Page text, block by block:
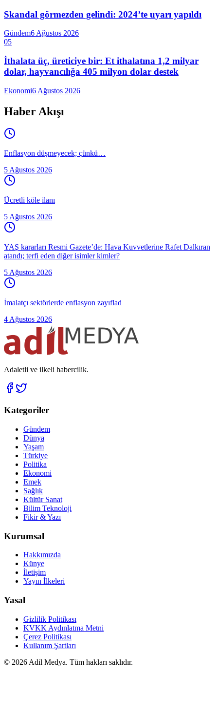
Skandal görmezden gelindi: 2024’te uyarı yapıldı
Gündem6 Ağustos 2026
05
İthalata üç, üreticiye bir: Et ithalatına 1,2 milyar
dolar, hayvancılığa 405 milyon dolar destek
Ekonomi6 Ağustos 2026
Haber Akışı
Enflasyon düşmeyecek; çünkü…
5 Ağustos 2026
Ücretli köle ilanı
5 Ağustos 2026
YAŞ kararları Resmi Gazete’de: Hava Kuvvetlerine Rafet Dalkıran
atandı; terfi eden diğer isimler kimler?
5 Ağustos 2026
İmalatçı sektörlerde enflasyon zayıflad
4 Ağustos 2026
Adaletli ve ilkeli habercilik.
Kategoriler
Gündem
Dünya
Yaşam
Türkiye
Politika
Ekonomi
Emek
Sağlık
Kültür Sanat
Bilim Teknoloji
Fikir & Yazı
Kurumsal
Hakkımızda
Künye
İletişim
Yayın İlkeleri
Yasal
Gizlilik Politikası
KVKK Aydınlatma Metni
Çerez Politikası
Kullanım Şartları
© 2026 Adil Medya. Tüm hakları saklıdır.